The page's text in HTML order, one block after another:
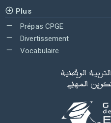
Plus
Prépas CPGE
Divertissement
Vocabulaire